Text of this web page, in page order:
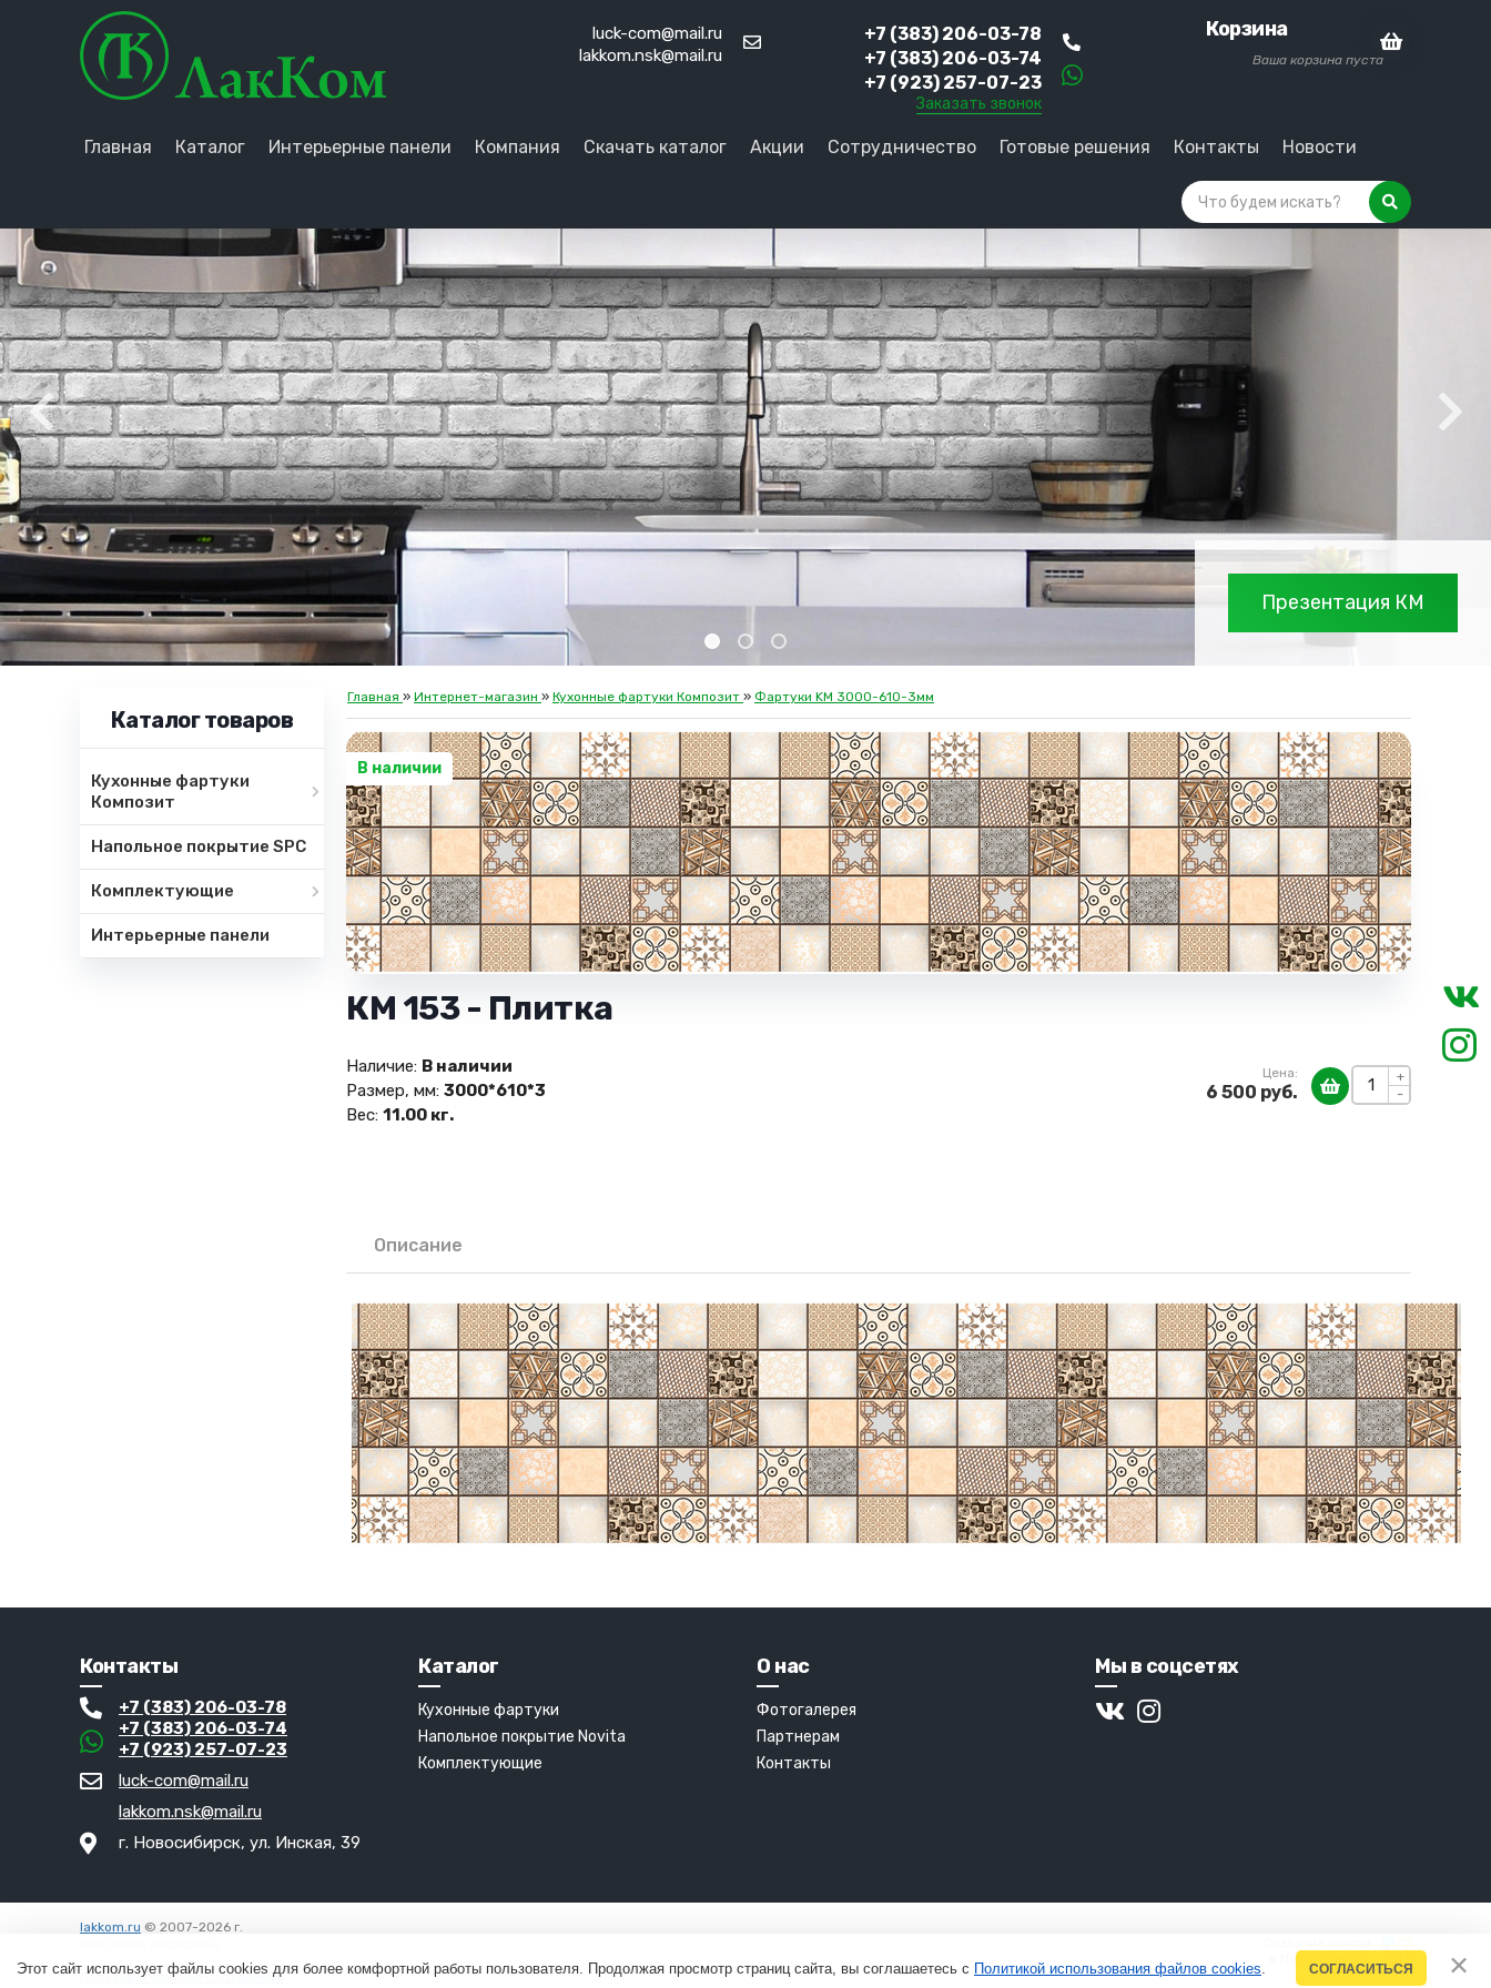
luck-com@mail.ru
lakkom.nsk@mail.ru
+7 (383) 206-03-78
+7 (383) 206-03-74
+7 (923) 257-07-23
Заказать звонок
Корзина
Ваша корзина пуста
Главная Каталог Интерьерные панели Компания Скачать каталог Акции Сотрудничество Готовые решения Контакты Новости
Презентация КМ
Каталог товаров
Кухонные фартуки
Композит
Напольное покрытие SPC
Комплектующие
Интерьерные панели
Главная » Интернет-магазин » Кухонные фартуки Композит » Фартуки KM 3000-610-3мм
В наличии
КМ 153 - Плитка
+
-
Цена:
6 500 руб.
Наличие: В наличии
Размер, мм: 3000*610*3
Вес: 11.00 кг.
Описание
Контакты
+7 (383) 206-03-78
+7 (383) 206-03-74
+7 (923) 257-07-23
luck-com@mail.ru
lakkom.nsk@mail.ru
г. Новосибирск, ул. Инская, 39
Каталог
Кухонные фартуки
Напольное покрытие Novita
Комплектующие
О нас
Фотогалерея
Партнерам
Контакты
Мы в соцсетях
lakkom.ru © 2007-2026 г.
Пользовательское соглашение
в Новосибирске
Этот сайт использует файлы cookies для более комфортной работы пользователя. Продолжая просмотр страниц сайта, вы соглашаетесь с Политикой использования файлов cookies СОГЛАСИТЬСЯ